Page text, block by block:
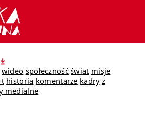
wideo społeczność świat misje
historia komentarze kadry z
medialne